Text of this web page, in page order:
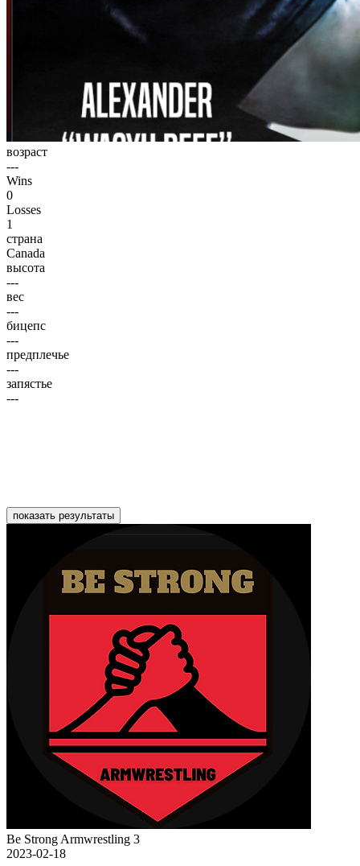
возраст
---
Wins
0
Losses
1
страна
Canada
высота
---
вес
---
бицепс
---
предплечье
---
запястье
---
показать результаты
Be Strong Armwrestling 3
2023-02-18